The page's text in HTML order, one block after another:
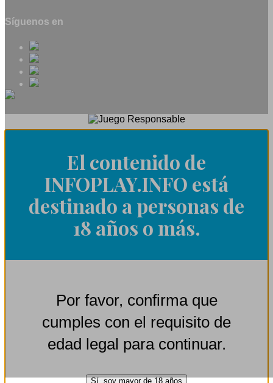
Síguenos en
El contenido de
INFOPLAY.INFO está
destinado a personas de
18 años o más.
Por favor, confirma que
cumples con el requisito de
edad legal para continuar.
Sí, soy mayor de 18 años